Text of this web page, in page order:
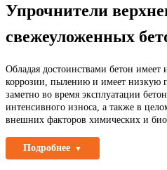
Упрочнители
свежеуложенных
Обладая достоинствами бетон
коррозии, пылению и имеет низкую
заметно во время эксплуатации
интенсивного износа, а также в
внешних факторов химических и
Подробнее